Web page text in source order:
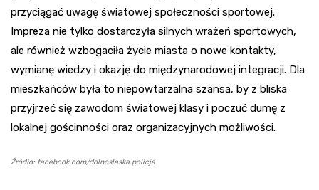
przyciągać uwagę światowej społeczności sportowej.
Impreza nie tylko dostarczyła silnych wrażeń sportowych,
ale również wzbogaciła życie miasta o nowe kontakty,
wymianę wiedzy i okazję do międzynarodowej integracji. Dla
mieszkańców była to niepowtarzalna szansa, by z bliska
przyjrzeć się zawodom światowej klasy i poczuć dumę z
lokalnej gościnności oraz organizacyjnych możliwości.
Źródło: facebook.com/dolnoslaska.policja